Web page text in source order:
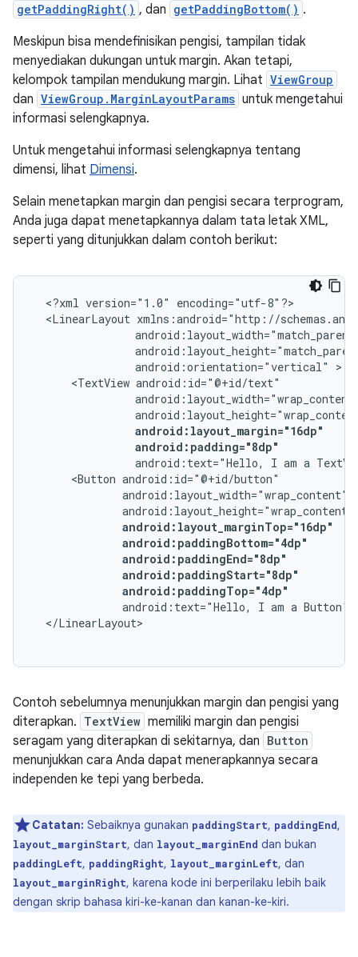
getPaddingRight() , dan getPaddingBottom() .
Meskipun bisa mendefinisikan pengisi, tampilan tidak
menyediakan dukungan untuk margin. Akan tetapi,
kelompok tampilan mendukung margin. Lihat ViewGroup
dan ViewGroup.MarginLayoutParams untuk mengetahui
informasi selengkapnya.
Untuk mengetahui informasi selengkapnya tentang
dimensi, lihat Dimensi.
Selain menetapkan margin dan pengisi secara terprogram,
Anda juga dapat menetapkannya dalam tata letak XML,
seperti yang ditunjukkan dalam contoh berikut:
<?xml version="1.0"
<LinearLayout
android:orientation="vertical"
<TextView
android:padding="8dp"
android:text="Hello,
I am a
<Button
android:paddingTop="4dp"
android:text="Hello,
I am a Button"
Contoh sebelumnya menunjukkan margin dan pengisi yang
diterapkan. TextView memiliki margin dan pengisi
seragam yang diterapkan di sekitarnya, dan Button
menunjukkan cara Anda dapat menerapkannya secara
independen ke tepi yang berbeda.
Catatan: Sebaiknya gunakan paddingStart, paddingEnd,
layout_marginStart, dan layout_marginEnd dan bukan
paddingLeft, paddingRight, layout_marginLeft, dan
layout_marginRight, karena kode ini berperilaku lebih baik
dengan skrip bahasa kiri-ke-kanan dan kanan-ke-kiri.